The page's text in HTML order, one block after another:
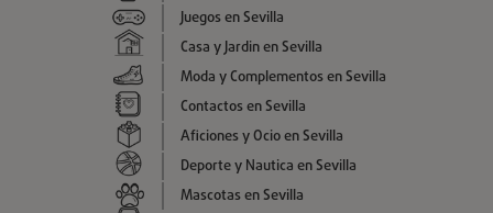
Juegos en Sevilla
Casa y Jardin en Sevilla
Moda y Complementos en Sevilla
Contactos en Sevilla
Aficiones y Ocio en Sevilla
Deporte y Nautica en Sevilla
Mascotas en Sevilla